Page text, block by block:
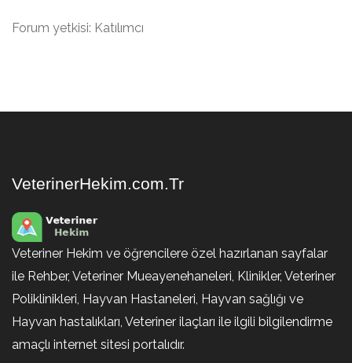
Forum yetkisi: Katılımcı
VeterinerHekim.com.Tr
Veteriner Hekim ve öğrencilere özel hazırlanan sayfalar
ile Rehber, Veteriner Mueayenehaneleri, Klinikler, Veteriner
Poliklinikleri, Hayvan Hastaneleri, Hayvan sağlığı ve
Hayvan hastalıkları, Veteriner ilaçları ile ilgili bilgilendirme
amaçlı internet sitesi portalıdır.